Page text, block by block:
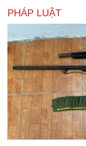
PHÁP LUẬT